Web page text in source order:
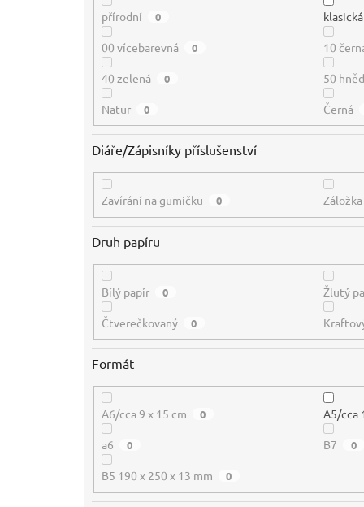
přírodní 0
00 vícebarevná 0 10
40 zelená 0 50
Natur 0 Černá
Diáře/Zápisníky příslušenství
Zavírání na gumičku 0 Záložka
Druh papíru
Bílý papír 0 Žlutý
Čtverečkovaný 0
Formát
A6/cca 9 x 15 cm 0 A5/cca
a6 0 B7 0
B5 190 x 250 x 13 mm 0